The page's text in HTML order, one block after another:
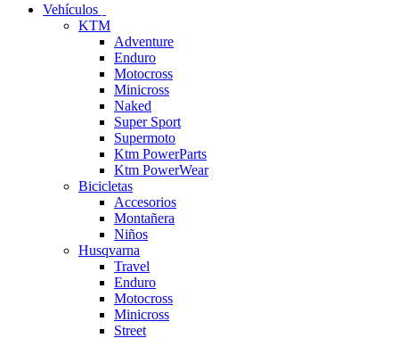
Vehículos
KTM
Adventure
Enduro
Motocross
Minicross
Naked
Super Sport
Supermoto
Ktm PowerParts
Ktm PowerWear
Bicicletas
Accesorios
Montañera
Niños
Husqvarna
Travel
Enduro
Motocross
Minicross
Street